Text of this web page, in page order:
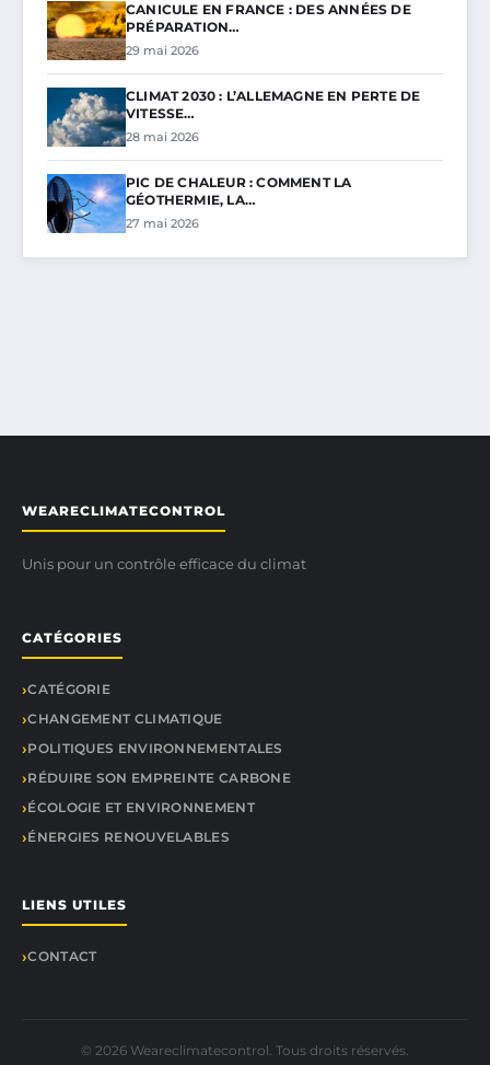
CANICULE EN FRANCE : DES ANNÉES DE
PRÉPARATION…
29 mai 2026
CLIMAT 2030 : L’ALLEMAGNE EN PERTE DE
VITESSE…
28 mai 2026
PIC DE CHALEUR : COMMENT LA
GÉOTHERMIE, LA…
27 mai 2026
WEARECLIMATECONTROL
Unis pour un contrôle efficace du climat
CATÉGORIES
CATÉGORIE
CHANGEMENT CLIMATIQUE
POLITIQUES ENVIRONNEMENTALES
RÉDUIRE SON EMPREINTE CARBONE
ÉCOLOGIE ET ENVIRONNEMENT
ÉNERGIES RENOUVELABLES
LIENS UTILES
CONTACT
© 2026 Weareclimatecontrol. Tous droits réservés.